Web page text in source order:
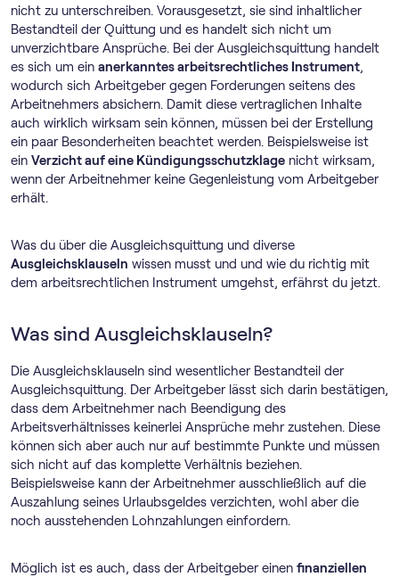
nicht zu unterschreiben. Vorausgesetzt, sie sind inhaltlicher
Bestandteil der Quittung und es handelt sich nicht um
unverzichtbare Ansprüche. Bei der Ausgleichsquittung handelt
es sich um ein anerkanntes arbeitsrechtliches Instrument,
wodurch sich Arbeitgeber gegen Forderungen seitens des
Arbeitnehmers absichern. Damit diese vertraglichen Inhalte
auch wirklich wirksam sein können, müssen bei der Erstellung
ein paar Besonderheiten beachtet werden. Beispielsweise ist
ein Verzicht auf eine Kündigungsschutzklage nicht wirksam,
wenn der Arbeitnehmer keine Gegenleistung vom Arbeitgeber
erhält.
Was du über die Ausgleichsquittung und diverse
Ausgleichsklauseln wissen musst und und wie du richtig mit
dem arbeitsrechtlichen Instrument umgehst, erfährst du jetzt.
Was sind Ausgleichsklauseln?
Die Ausgleichsklauseln sind wesentlicher Bestandteil der
Ausgleichsquittung. Der Arbeitgeber lässt sich darin bestätigen,
dass dem Arbeitnehmer nach Beendigung des
Arbeitsverhältnisses keinerlei Ansprüche mehr zustehen. Diese
können sich aber auch nur auf bestimmte Punkte und müssen
sich nicht auf das komplette Verhältnis beziehen.
Beispielsweise kann der Arbeitnehmer ausschließlich auf die
Auszahlung seines Urlaubsgeldes verzichten, wohl aber die
noch ausstehenden Lohnzahlungen einfordern.
Möglich ist es auch, dass der Arbeitgeber einen finanziellen